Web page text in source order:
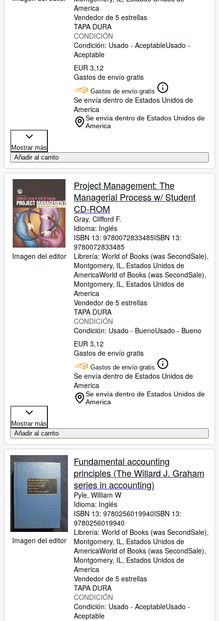
America
Vendedor de 5 estrellas
TAPA DURA
CONDICIÓN
Condición: Usado - AceptableUsado -
Aceptable
EUR 3,12
Gastos de envío gratis
Gastos de envío gratis
Se envía dentro de Estados Unidos de
America
Se envía dentro de Estados Unidos de
America
Mostrar más
Añadir al carrito
Imagen del editor
Project Management: The
Managerial Process w/ Student
CD-ROM
Gray, Clifford F.
Idioma: Inglés
ISBN 13: 9780072833485ISBN 13:
9780072833485
Librería: World of Books (was SecondSale),
Montgomery, IL, Estados Unidos de
AmericaWorld of Books (was SecondSale),
Montgomery, IL, Estados Unidos de
America
Vendedor de 5 estrellas
TAPA DURA
CONDICIÓN
Condición: Usado - BuenoUsado - Bueno
EUR 3,12
Gastos de envío gratis
Gastos de envío gratis
Se envía dentro de Estados Unidos de
America
Se envía dentro de Estados Unidos de
America
Mostrar más
Añadir al carrito
Imagen del editor
Fundamental accounting
principles (The Willard J. Graham
series in accounting)
Pyle, William W
Idioma: Inglés
ISBN 13: 9780256019940ISBN 13:
9780256019940
Librería: World of Books (was SecondSale),
Montgomery, IL, Estados Unidos de
AmericaWorld of Books (was SecondSale),
Montgomery, IL, Estados Unidos de
America
Vendedor de 5 estrellas
TAPA DURA
CONDICIÓN
Condición: Usado - AceptableUsado -
Aceptable